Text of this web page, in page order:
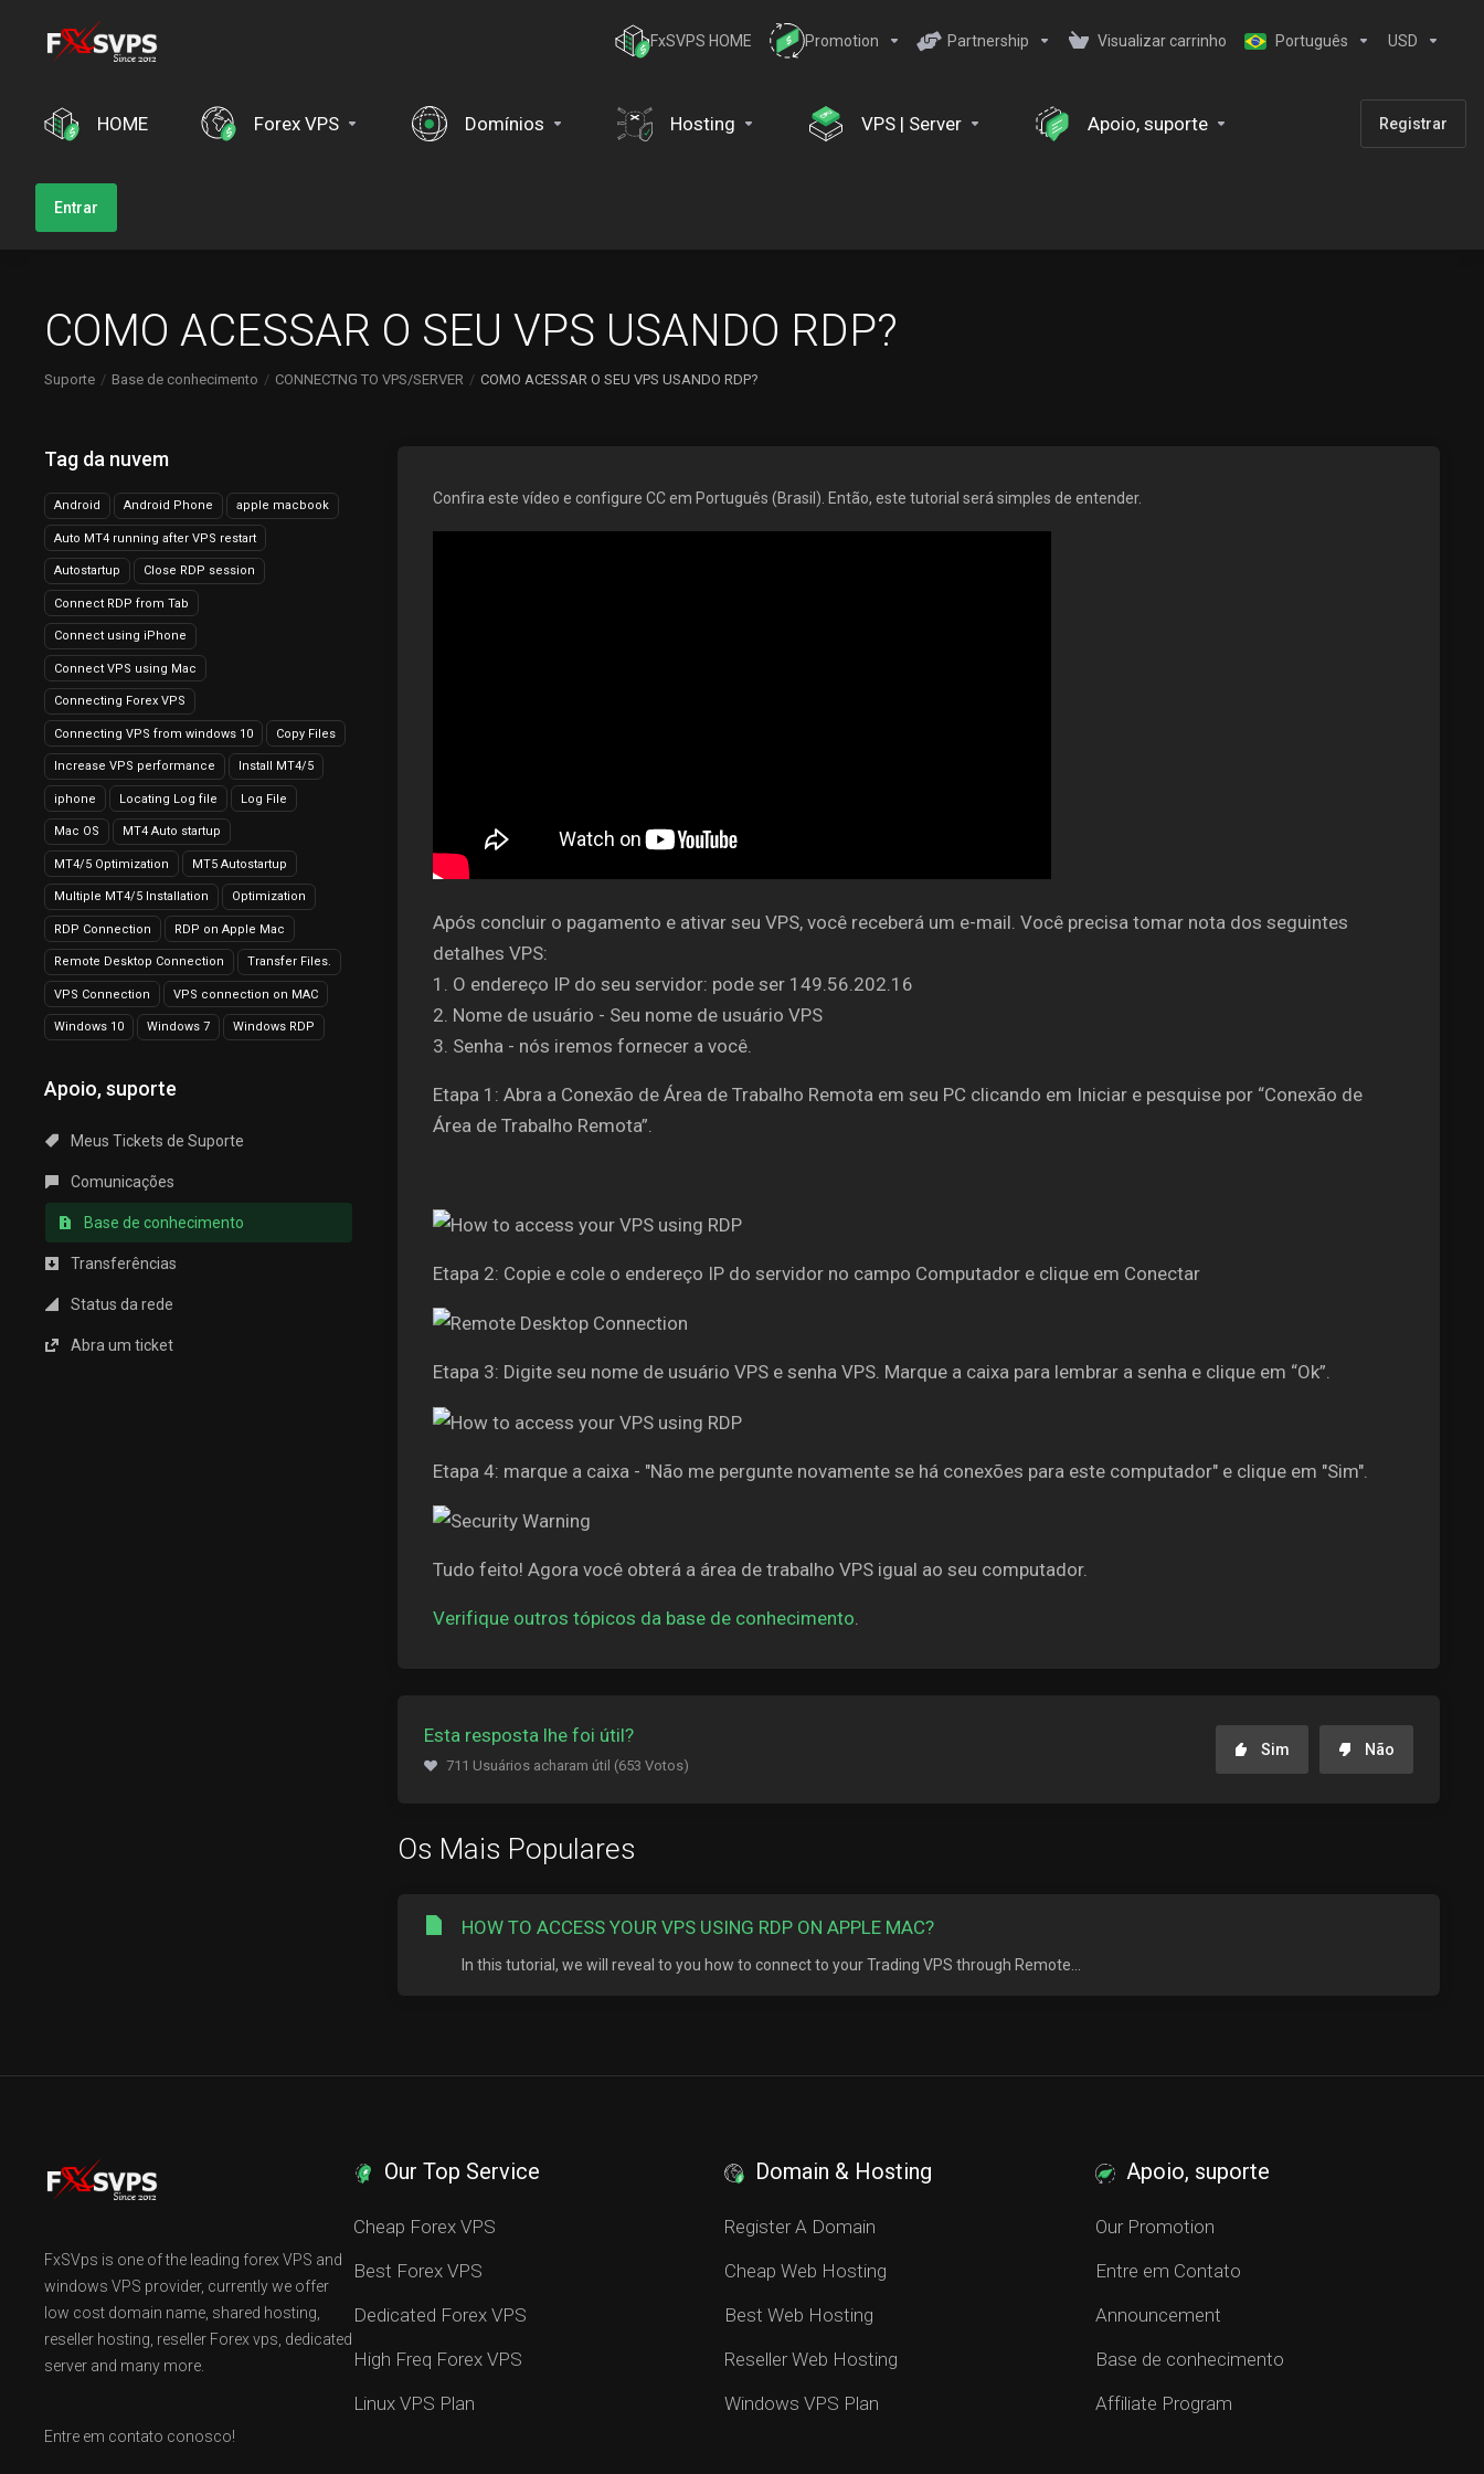
FxSVPS HOME Promotion Partnership Visualizar carrinho Português USD
HOME Forex VPS Domínios Hosting VPS | Server Apoio, suporte Registrar
Entrar
COMO ACESSAR O SEU VPS USANDO RDP?
Suporte Base de conhecimento CONNECTNG TO VPS/SERVER COMO ACESSAR O SEU VPS USANDO RDP?
Tag da nuvem
Android Android Phone apple macbook
Auto MT4 running after VPS restart
Autostartup Close RDP session
Connect RDP from Tab
Connect using iPhone
Connect VPS using Mac
Connecting Forex VPS
Connecting VPS from windows 10 Copy Files
Increase VPS performance Install MT4/5
iphone Locating Log file Log File
Mac OS MT4 Auto startup
MT4/5 Optimization MT5 Autostartup
Multiple MT4/5 Installation Optimization
RDP Connection RDP on Apple Mac
Remote Desktop Connection Transfer Files.
VPS Connection VPS connection on MAC
Windows 10 Windows 7 Windows RDP
Apoio, suporte
Meus Tickets de Suporte
Comunicações
Base de conhecimento
Transferências
Status da rede
Abra um ticket
Confira este vídeo e configure CC em Português (Brasil). Então, este tutorial será simples de entender.
Após concluir o pagamento e ativar seu VPS, você receberá um e-mail. Você precisa tomar nota dos seguintes
detalhes VPS:
1. O endereço IP do seu servidor: pode ser 149.56.202.16
2. Nome de usuário - Seu nome de usuário VPS
3. Senha - nós iremos fornecer a você.
Etapa 1: Abra a Conexão de Área de Trabalho Remota em seu PC clicando em Iniciar e pesquise por “Conexão de
Área de Trabalho Remota”.
Etapa 2: Copie e cole o endereço IP do servidor no campo Computador e clique em Conectar
Etapa 3: Digite seu nome de usuário VPS e senha VPS. Marque a caixa para lembrar a senha e clique em “Ok”.
Etapa 4: marque a caixa - "Não me pergunte novamente se há conexões para este computador" e clique em "Sim".
Tudo feito! Agora você obterá a área de trabalho VPS igual ao seu computador.
Verifique outros tópicos da base de conhecimento.
Esta resposta lhe foi útil?
711 Usuários acharam útil (653 Votos)
Sim Não
Os Mais Populares
HOW TO ACCESS YOUR VPS USING RDP ON APPLE MAC?
In this tutorial, we will reveal to you how to connect to your Trading VPS through Remote...
FxSVps is one of the leading forex VPS and
windows VPS provider, currently we offer
low cost domain name, shared hosting,
reseller hosting, reseller Forex vps, dedicated
server and many more.
Entre em contato conosco!
Our Top Service
Cheap Forex VPS
Best Forex VPS
Dedicated Forex VPS
High Freq Forex VPS
Linux VPS Plan
Domain & Hosting
Register A Domain
Cheap Web Hosting
Best Web Hosting
Reseller Web Hosting
Windows VPS Plan
Apoio, suporte
Our Promotion
Entre em Contato
Announcement
Base de conhecimento
Affiliate Program